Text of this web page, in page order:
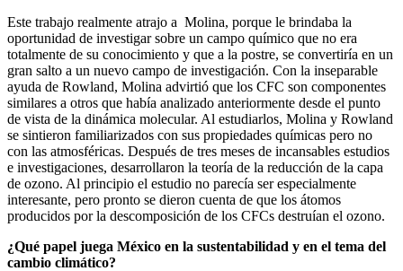
Este trabajo realmente atrajo a Molina, porque le brindaba la
oportunidad de investigar sobre un campo químico que no era
totalmente de su conocimiento y que a la postre, se convertiría en un
gran salto a un nuevo campo de investigación. Con la inseparable
ayuda de Rowland, Molina advirtió que los CFC son componentes
similares a otros que había analizado anteriormente desde el punto
de vista de la dinámica molecular. Al estudiarlos, Molina y Rowland
se sintieron familiarizados con sus propiedades químicas pero no
con las atmosféricas. Después de tres meses de incansables estudios
e investigaciones, desarrollaron la teoría de la reducción de la capa
de ozono. Al principio el estudio no parecía ser especialmente
interesante, pero pronto se dieron cuenta de que los átomos
producidos por la descomposición de los CFCs destruían el ozono.
¿Qué papel juega México en la sustentabilidad y en el tema del
cambio climático?